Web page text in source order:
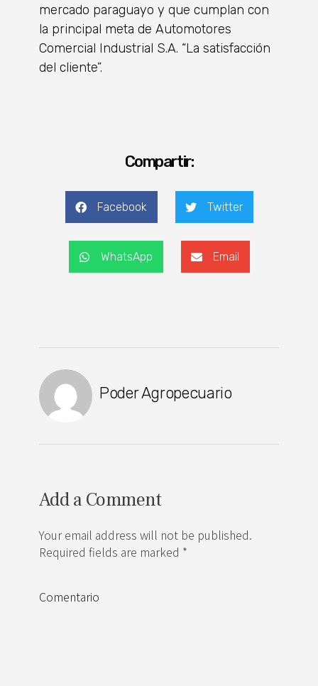
mercado paraguayo y que cumplan con
la principal meta de Automotores
Comercial Industrial S.A. “La satisfacción
del cliente”.
Compartir:
Facebook Twitter
WhatsApp Email
Poder Agropecuario
Add a Comment
Your email address will not be published.
Required fields are marked *
Comentario